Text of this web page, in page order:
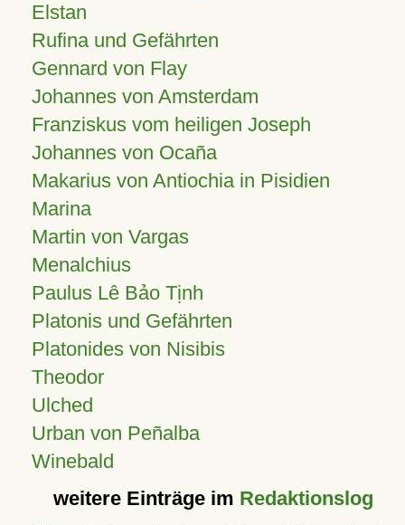
Elstan
Rufina und Gefährten
Gennard von Flay
Johannes von Amsterdam
Franziskus vom heiligen Joseph
Johannes von Ocaña
Makarius von Antiochia in Pisidien
Marina
Martin von Vargas
Menalchius
Paulus Lê Bảo Tịnh
Platonis und Gefährten
Platonides von Nisibis
Theodor
Ulched
Urban von Peñalba
Winebald
weitere Einträge im Redaktionslog